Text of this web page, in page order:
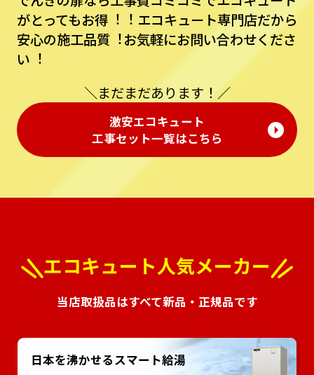
がとってもお得︕︕ エコキュート専⾨店だから
安⼼の施⼯品質︕お気軽にお問い合わせくださ
い︕
＼まだまだあります！／
激安エコキュート
⼯事セット⼀覧はこちら
エコキュート人気メーカー
当店取扱品はすべて新品・正規品です
日本を沸かせるスマート給湯